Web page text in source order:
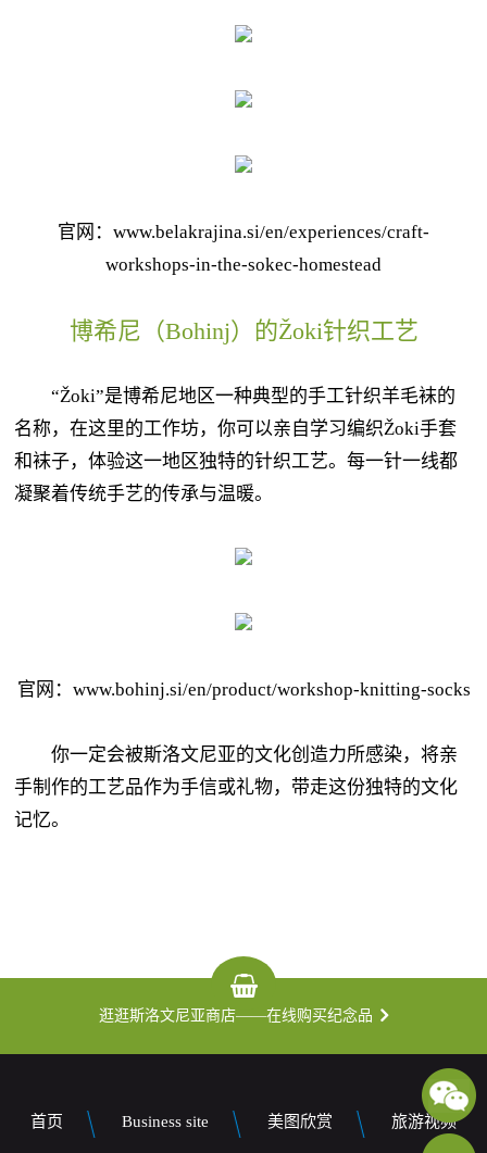
官网：www.belakrajina.si/en/experiences/craft-
workshops-in-the-sokec-homestead
博希尼（Bohinj）的Žoki针织工艺
“Žoki”是博希尼地区一种典型的手工针织羊毛袜的
名称，在这里的工作坊，你可以亲自学习编织Žoki手套
和袜子，体验这一地区独特的针织工艺。每一针一线都
凝聚着传统手艺的传承与温暖。
官网：www.bohinj.si/en/product/workshop-knitting-socks
你一定会被斯洛文尼亚的文化创造力所感染，将亲
手制作的工艺品作为手信或礼物，带走这份独特的文化
记忆。
逛逛斯洛文尼亚商店——在线购买纪念品
首页 Business site 美图欣赏 旅游视频